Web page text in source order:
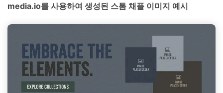
media.io를 사용하여 생성된 스톰 채플 이미지 예시